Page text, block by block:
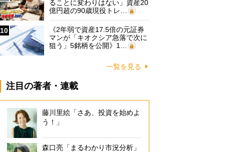
ることに変わりはない」資産20
億円超の90歳現役トレ…
10
《2年弱で資産17.5倍の元証券
マンが「キオクシア急落で次に
狙う」5銘柄を公開》1…
一覧を見る
注目の著者・連載
藤川里絵「さあ、投資を始めよ
う！」
森口亮「まるわかり市況分析」